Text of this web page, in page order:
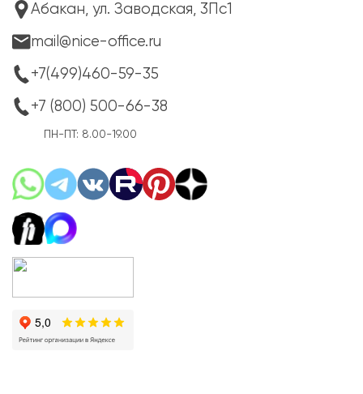
Абакан, ул. Заводская, 3Пс1
mail@nice-office.ru
+7(499)460-59-35
+7 (800) 500-66-38
ПН-ПТ: 8.00-19.00